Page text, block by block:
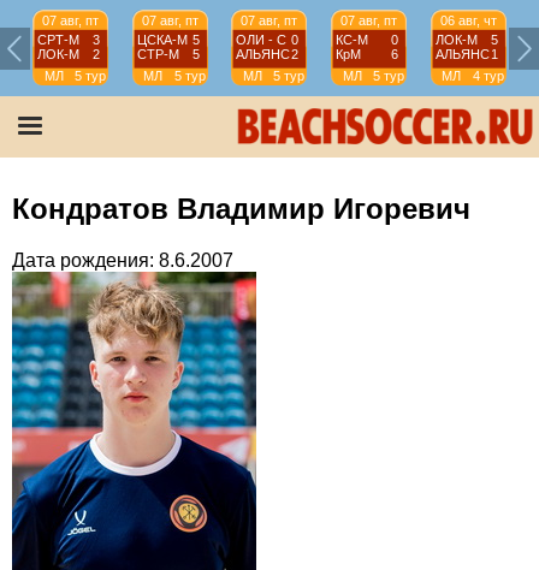
07 авг, пт
СРТ-М
3
ЛОК-М
2
МЛ
5 тур
07 авг, пт
ЦСКА-М 5
СТР-М
5
МЛ
5 тур
07 авг, пт
ОЛИ - С 0
АЛЬЯНС2
МЛ
5 тур
07 авг, пт
КС-М
0
КрМ
6
МЛ
5 тур
06 авг, чт
ЛОК-М
5
АЛЬЯНС1
МЛ
4 тур
Кондратов Владимир Игоревич
Дата рождения: 8.6.2007